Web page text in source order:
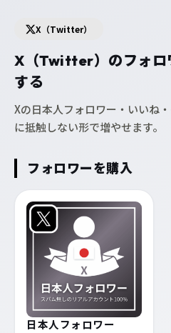
X（Twitter）
X（Twitter）のフォロ
する
Xの日本人フォロワー・いいね
に抵触しない形で増やせます。
フォロワーを購入
日本人フォロワー